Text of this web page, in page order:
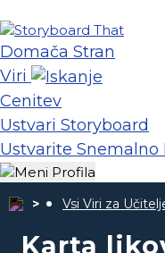
Domača Stran
Viri
Cenitev
Ustvari Storyboard
Ustvarite Snemalno
Vsi Viri za
Karta